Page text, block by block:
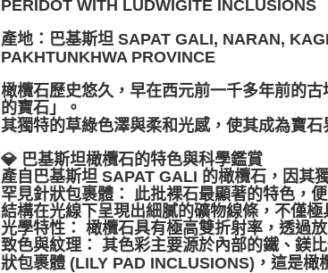
PERIDOT WITH LUDWIGITE INCLUSIONS
產地：巴基斯坦 SAPAT GALI, NARAN,
PAKHTUNKHWA PROVINCE
橄欖石歷史悠久，早在西元前一千多年前的
的寶石」。
其獨特的草綠色澤與柔和光感，使其成為寶
💎 巴基斯坦橄欖石的特色與科學鑑賞
產自巴基斯坦 SAPAT GALI 的橄欖石，因其
罕見針狀包裹體： 此批裸石最顯著的特色，
結構在光線下呈現出細膩的礦物線條，不僅
光學特性： 橄欖石具有極高雙折射率，透過
致色與紋理： 其色彩主要源於內部的鐵、鎂
狀包裹體 (LILY PAD INCLUSIONS)，這是橄